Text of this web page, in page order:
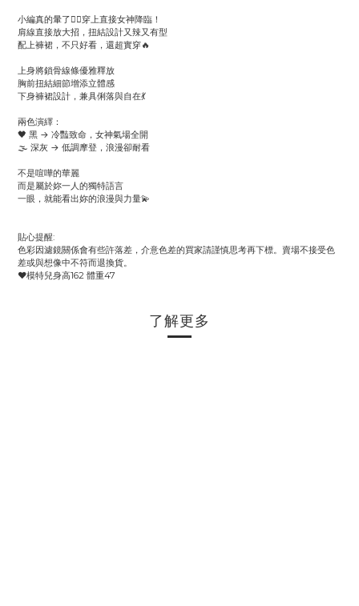
小編真的暈了😵‍💫穿上直接女神降臨！
肩線直接放大招，扭結設計又辣又有型
配上褲裙，不只好看，還超實穿🔥
上身將鎖骨線條優雅釋放
胸前扭結細節增添立體感
下身褲裙設計，兼具俐落與自在💃
兩色演繹：
🖤 黑 → 冷豔致命，女神氣場全開
🌫 深灰 → 低調摩登，浪漫卻耐看
不是喧嘩的華麗
而是屬於妳一人的獨特語言
一眼，就能看出妳的浪漫與力量💫
貼心提醒:
色彩因濾鏡關係會有些許落差，介意色差的買家請謹慎思考再下標。賣場不接受色
差或與想像中不符而退換貨。
♥️模特兒身高162 體重47
了解更多